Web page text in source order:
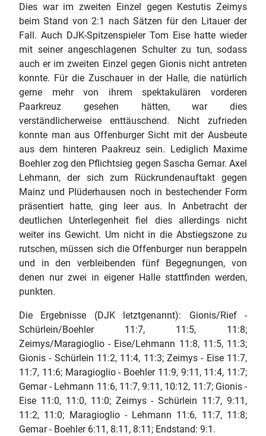
Dies war im zweiten Einzel gegen Kestutis Zeimys
beim Stand von 2:1 nach Sätzen für den Litauer der
Fall. Auch DJK-Spitzenspieler Tom Eise hatte wieder
mit seiner angeschlagenen Schulter zu tun, sodass
auch er im zweiten Einzel gegen Gionis nicht antreten
konnte. Für die Zuschauer in der Halle, die natürlich
gerne mehr von ihrem spektakulären vorderen
Paarkreuz gesehen hätten, war dies
verständlicherweise enttäuschend. Nicht zufrieden
konnte man aus Offenburger Sicht mit der Ausbeute
aus dem hinteren Paakreuz sein. Lediglich Maxime
Boehler zog den Pflichtsieg gegen Sascha Gemar. Axel
Lehmann, der sich zum Rückrundenauftakt gegen
Mainz und Plüderhausen noch in bestechender Form
präsentiert hatte, ging leer aus. In Anbetracht der
deutlichen Unterlegenheit fiel dies allerdings nicht
weiter ins Gewicht. Um nicht in die Abstiegszone zu
rutschen, müssen sich die Offenburger nun berappeln
und in den verbleibenden fünf Begegnungen, von
denen nur zwei in eigener Halle stattfinden werden,
punkten.
Die Ergebnisse (DJK letztgenannt): Gionis/Rief -
Schürlein/Boehler 11:7, 11:5, 11:8;
Zeimys/Maragioglio - Eise/Lehmann 11:8, 11:5, 11:3;
Gionis - Schürlein 11:2, 11:4, 11:3; Zeimys - Eise 11:7,
11:7, 11:6; Maragioglio - Boehler 11:9, 9:11, 11:4, 11:7;
Gemar - Lehmann 11:6, 11:7, 9:11, 10:12, 11:7; Gionis -
Eise 11:0, 11:0, 11:0; Zeimys - Schürlein 11:7, 9:11,
11:2, 11:0; Maragioglio - Lehmann 11:6, 11:7, 11:8;
Gemar - Boehler 6:11, 8:11, 8:11; Endstand: 9:1.